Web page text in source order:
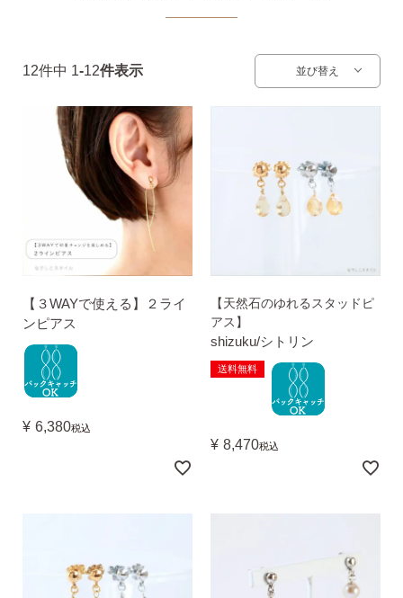
季節ごとにリボンのカラーが変わる「特性ピアスケース」
に「お渡し用バック」と季節に合わせた「メッセージカー
ド」を同封いたします。
並び替え
12件中 1-12件表示
【３WAYで使える】２ライ
ンピアス
¥ 6,380税込
【天然石のゆれるスタッドピ
アス】
shizuku/シトリン
送料無料
¥ 8,470税込